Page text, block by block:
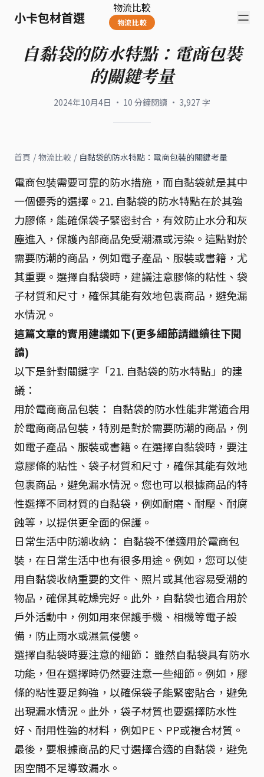
小卡包材首選
物流比較
物流比較
自黏袋的防水特點：電商包裝
的關鍵考量
2024年10月4日 · 10 分鐘閱讀 · 3,927 字
首頁 / 物流比較 / 自黏袋的防水特點：電商包裝的關鍵考量
電商包裝需要可靠的防水措施，而自黏袋就是其中
一個優秀的選擇。21. 自黏袋的防水特點在於其強
力膠條，能確保袋子緊密封合，有效防止水分和灰
塵進入，保護內部商品免受潮濕或污染。這點對於
需要防潮的商品，例如電子產品、服裝或書籍，尤
其重要。選擇自黏袋時，建議注意膠條的粘性、袋
子材質和尺寸，確保其能有效地包裹商品，避免漏
水情況。
這篇文章的實用建議如下(更多細節請繼續往下閱
讀)
以下是針對關鍵字「21. 自黏袋的防水特點」的建
議：
用於電商商品包裝： 自黏袋的防水性能非常適合用
於電商商品包裝，特別是對於需要防潮的商品，例
如電子產品、服裝或書籍。在選擇自黏袋時，要注
意膠條的粘性、袋子材質和尺寸，確保其能有效地
包裹商品，避免漏水情況。您也可以根據商品的特
性選擇不同材質的自黏袋，例如耐磨、耐壓、耐腐
蝕等，以提供更全面的保護。
日常生活中防潮收納： 自黏袋不僅適用於電商包
裝，在日常生活中也有很多用途。例如，您可以使
用自黏袋收納重要的文件、照片或其他容易受潮的
物品，確保其乾燥完好。此外，自黏袋也適合用於
戶外活動中，例如用來保護手機、相機等電子設
備，防止雨水或濕氣侵襲。
選擇自黏袋時要注意的細節： 雖然自黏袋具有防水
功能，但在選擇時仍然要注意一些細節。例如，膠
條的粘性要足夠強，以確保袋子能緊密貼合，避免
出現漏水情況。此外，袋子材質也要選擇防水性
好、耐用性強的材料，例如PE、PP或複合材質。
最後，要根據商品的尺寸選擇合適的自黏袋，避免
因空間不足導致漏水。